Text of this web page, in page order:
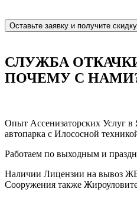
Оставьте заявку и получите
СЛУЖБА ОТКАЧКИ
ПОЧЕМУ С
Опыт Ассенизаторских Услуг в
автопарка с Илососной
Работаем по выходным и
Наличии Лицензии на вывоз
Сооружения также